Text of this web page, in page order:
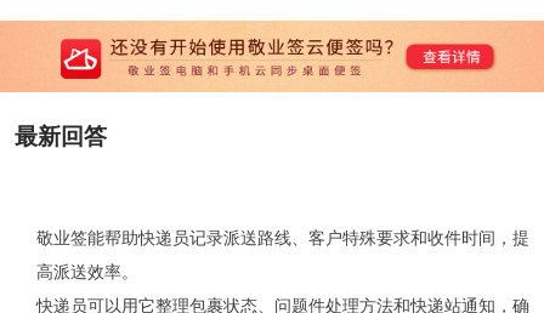
最新回答
敬业签能帮助快递员记录派送路线、客户特殊要求和收件时间，提
高派送效率。
快递员可以用它整理包裹状态、问题件处理方法和快递站通知，确